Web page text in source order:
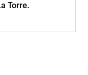
Torre.